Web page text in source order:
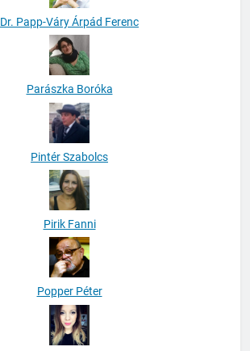
Dr. Papp-Váry Árpád Ferenc
Parászka Boróka
Pintér Szabolcs
Pirik Fanni
Popper Péter